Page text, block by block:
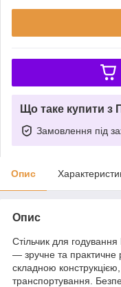
Що таке купити з
Замовлення під
Опис
Опис
Стільчик для
— зручне та практичне
складною
транспортування.